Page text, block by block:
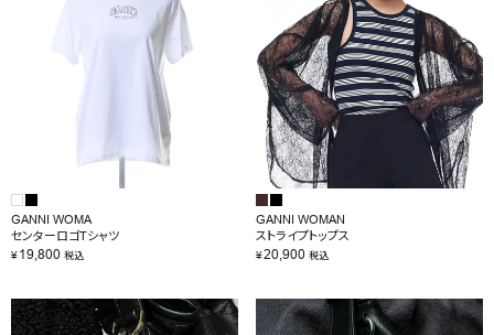
RECRUIT
はじめてご利用の方へ
お問い合わせ
GANNI WOMA
センターロゴTシャツ
¥19,800 税込
GANNI WOMAN
ストライプトップス
¥20,900 税込